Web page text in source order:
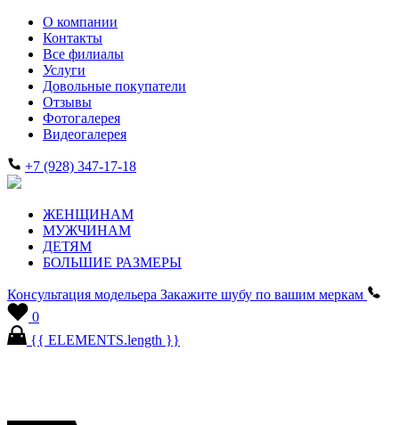
О компании
Контакты
Все филиалы
Услуги
Довольные покупатели
Отзывы
Фотогалерея
Видеогалерея
+7 (928) 347-17-18
ЖЕНЩИНАМ
МУЖЧИНАМ
ДЕТЯМ
БОЛЬШИЕ РАЗМЕРЫ
Консультация модельера Закажите шубу по вашим меркам
0
{{ ELEMENTS.length }}